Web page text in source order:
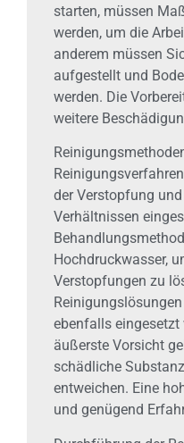
starten, müssen
werden, um die
anderem müssen
aufgestellt und
werden. Die
weitere
der Verstopfung
Verhältnissen
Hochdruckwasser,
Verstopfungen zu
ebenfalls
äußerste Vorsicht
schädliche
entweichen. Eine
und genügend